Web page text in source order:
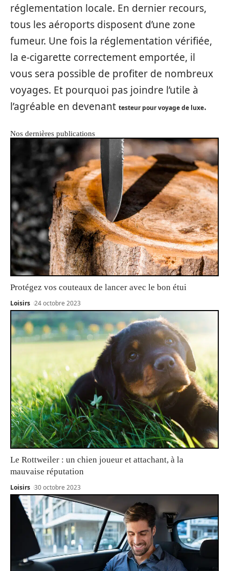
réglementation locale. En dernier recours,
tous les aéroports disposent d’une zone
fumeur. Une fois la réglementation vérifiée,
la e-cigarette correctement emportée, il
vous sera possible de profiter de nombreux
voyages. Et pourquoi pas joindre l’utile à
l’agréable en devenant testeur pour voyage de luxe.
Nos dernières publications
Protégez vos couteaux de lancer avec le bon étui
Loisirs 24 octobre 2023
Le Rottweiler : un chien joueur et attachant, à la
mauvaise réputation
Loisirs 30 octobre 2023